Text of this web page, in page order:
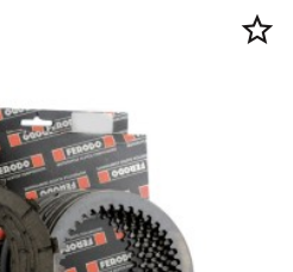
star_border